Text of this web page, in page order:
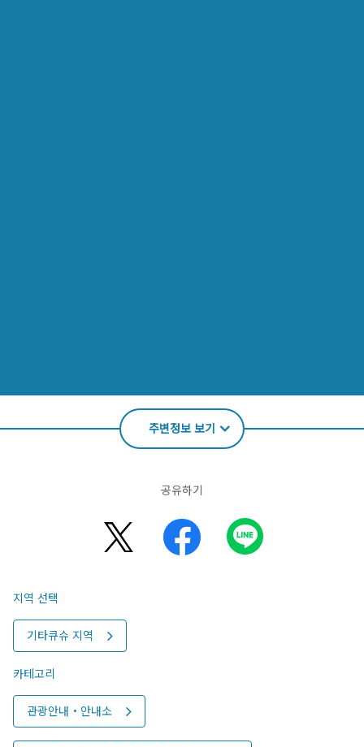
주변정보 보기
공유하기
지역 선택
기타큐슈 지역
카테고리
관광안내・안내소